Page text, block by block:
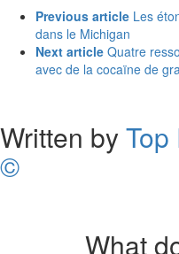
See
Previous article Les
dans le Michigan
Next article Quatre
avec de la cocaïne de
Written byTop
©
What